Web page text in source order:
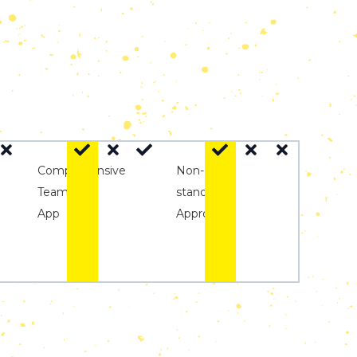
Comprehensive
Team
App
Non-
standard
Approach